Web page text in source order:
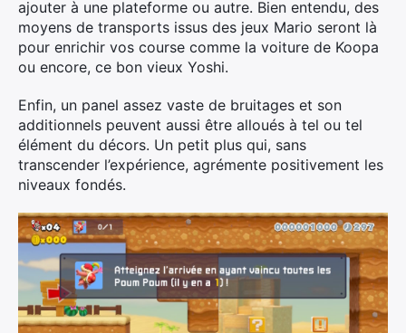
ajouter à une plateforme ou autre. Bien entendu, des
moyens de transports issus des jeux Mario seront là
pour enrichir vos course comme la voiture de Koopa
ou encore, ce bon vieux Yoshi.
Enfin, un panel assez vaste de bruitages et son
additionnels peuvent aussi être alloués à tel ou tel
élément du décors. Un petit plus qui, sans
transcender l’expérience, agrémente positivement les
niveaux fondés.